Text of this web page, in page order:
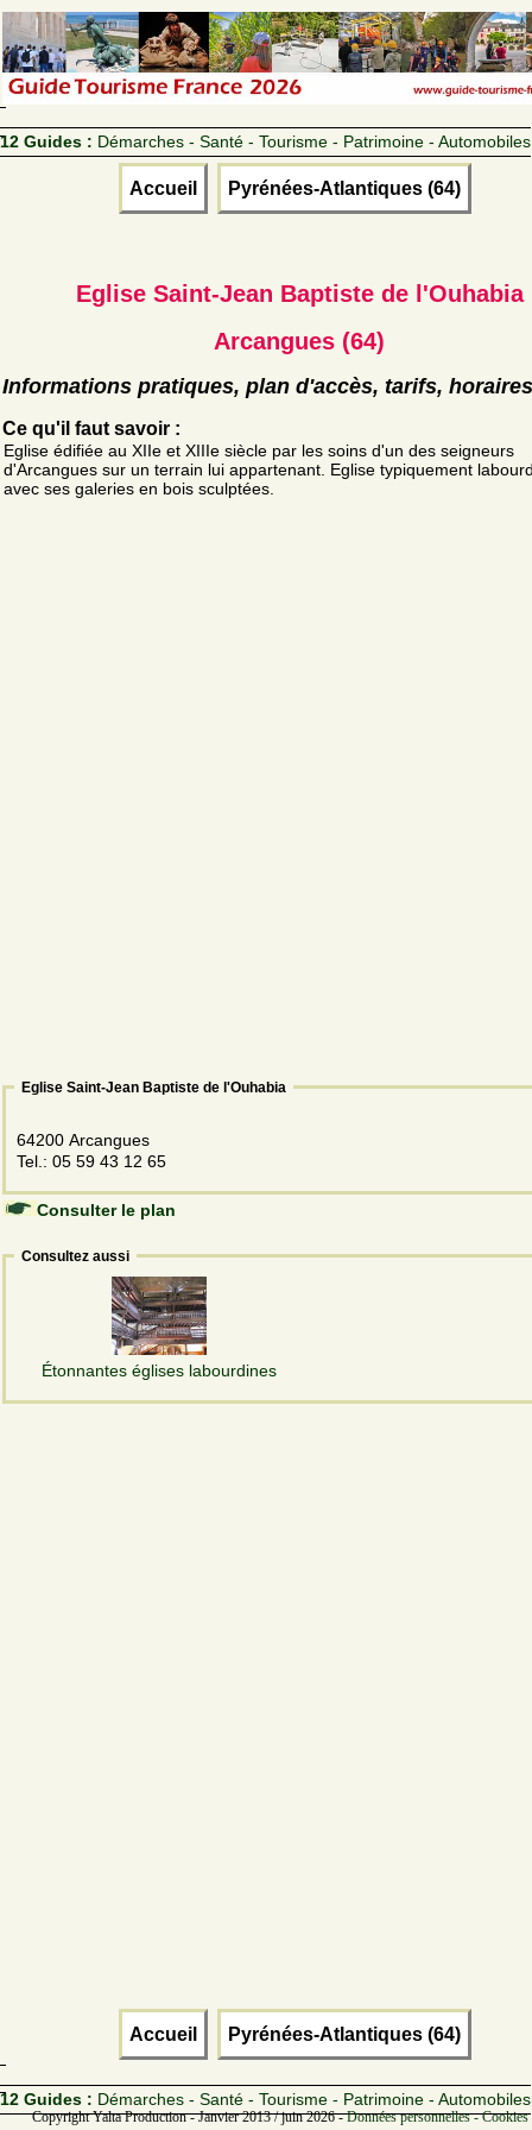
12 Guides : Démarches - Santé - Tourisme - Patrimoine - Automobiles
Accueil Pyrénées-Atlantiques (64)
Eglise Saint-Jean Baptiste de l'Ouhabia
Arcangues (64)
Informations pratiques, plan d'accès, tarifs, horaires
Ce qu'il faut savoir :
Eglise édifiée au XIIe et XIIIe siècle par les soins d'un des seigneurs
d'Arcangues sur un terrain lui appartenant. Eglise typiquement
avec ses galeries en bois sculptées.
Eglise Saint-Jean Baptiste de l'Ouhabia
64200 Arcangues
Tel.: 05 59 43 12 65
Consulter le plan
Consultez aussi
Étonnantes églises labourdines
Accueil Pyrénées-Atlantiques (64)
12 Guides : Démarches - Santé - Tourisme - Patrimoine - Automobiles
Copyright Yalta Production - Janvier 2013 / juin 2026 -Données personnelles -